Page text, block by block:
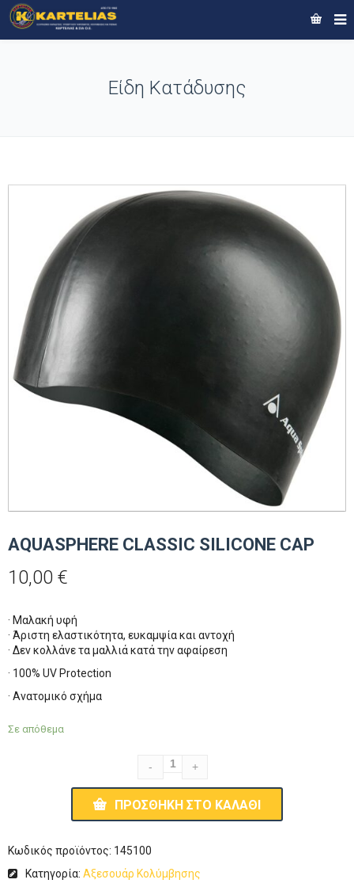
Είδη Κατάδυσης
AQUASPHERE CLASSIC SILICONE CAP
10,00 €
· Mαλακή υφή
· Άριστη ελαστικότητα, ευκαμψία και αντοχή
· Δεν κολλάνε τα μαλλιά κατά την αφαίρεση
· 100% UV Protection
· Ανατομικό σχήμα
Σε απόθεμα
ΠΡΟΣΘΉΚΗ ΣΤΟ ΚΑΛΆΘΙ
Κωδικός προϊόντος: 145100
Κατηγορία: Αξεσουάρ Κολύμβησης